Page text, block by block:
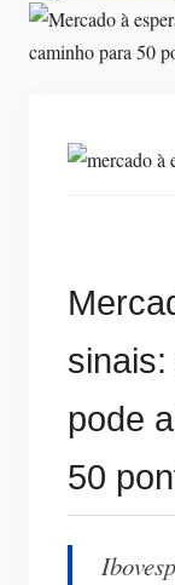
sinais:
pode
50